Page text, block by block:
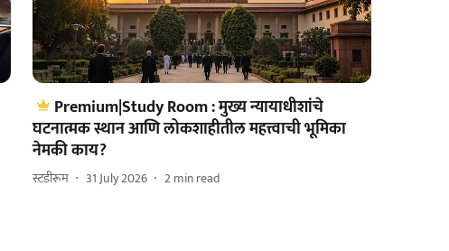
Premium|Study Room : मुख्य न्यायाधीशांचे
घटनात्मक स्थान आणि लोकशाहीतील महत्त्वाची भूमिका
नेमकी काय?
स्टडीरूम 31 July 2026 2min read